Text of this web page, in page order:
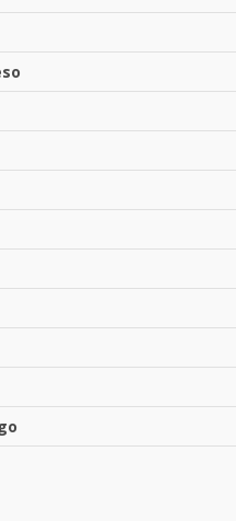
FORTALECE LA
LEGALIDAD CON LA
TRANSFERENCIA DE
5 de agosto de 2026
4 de agosto de 2026
Incendio en taller